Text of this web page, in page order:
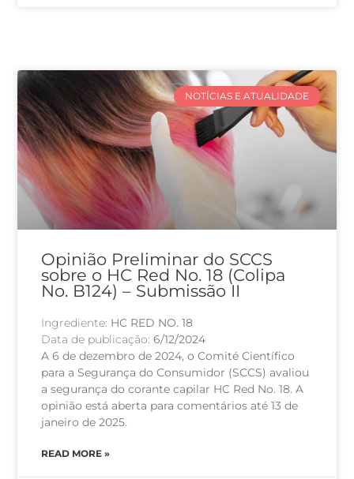
NOTÍCIAS E ATUALIDADE
Opinião Preliminar do SCCS
sobre o HC Red No. 18 (Colipa
No. B124) – Submissão II
Ingrediente: HC RED NO. 18
Data de publicação:6/12/2024
A 6 de dezembro de 2024, o Comité Científico
para a Segurança do Consumidor (SCCS) avaliou
a segurança do corante capilar HC Red No. 18. A
opinião está aberta para comentários até 13 de
janeiro de 2025.
READ MORE »